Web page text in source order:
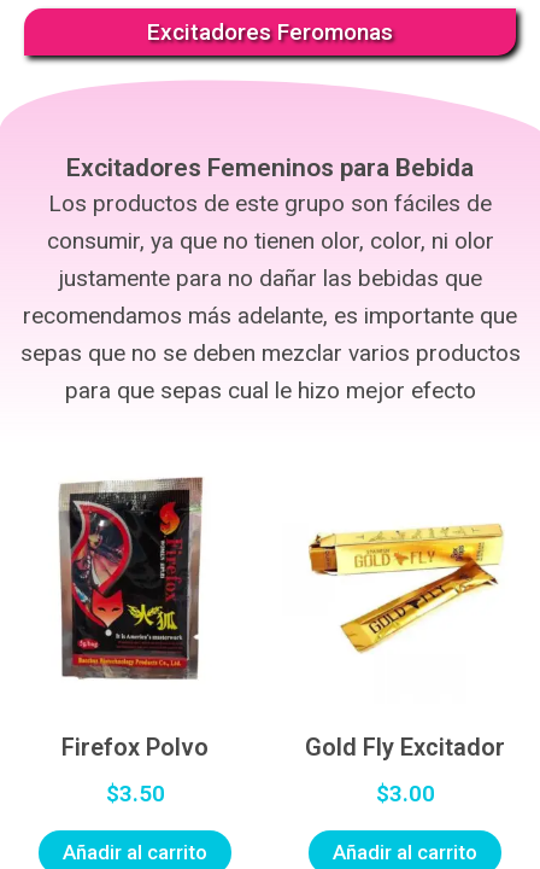
Excitadores Feromonas
Excitadores Femeninos para Bebida
Los productos de este grupo son fáciles de
consumir, ya que no tienen olor, color, ni olor
justamente para no dañar las bebidas que
recomendamos más adelante, es importante que
sepas que no se deben mezclar varios productos
para que sepas cual le hizo mejor efecto
Firefox Polvo
$3.50
Añadir al carrito
Gold Fly Excitador
$3.00
Añadir al carrito